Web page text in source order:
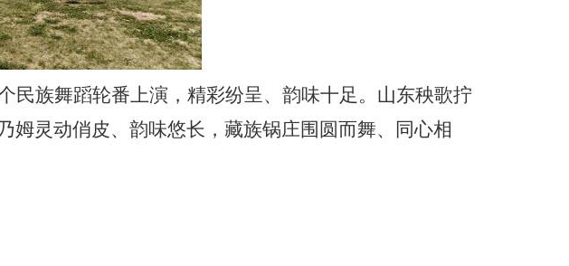
民族舞蹈轮番上演，精彩纷呈、韵味十足。山东秧歌拧
姆灵动俏皮、韵味悠长，藏族锅庄围圆而舞、同心相